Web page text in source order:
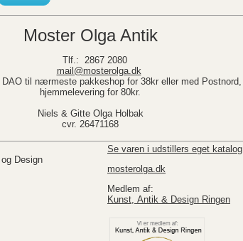
Moster Olga Antik
Tlf.: 2867 2080
mail@mosterolga.dk
til nærmeste pakkeshop for 38kr eller med Postnord,
hjemmelevering for 80kr.
Niels & Gitte Olga Holbak
cvr. 26471168
Design
Se varen i udstillers eget katalog
mosterolga.dk
Medlem af:
Kunst, Antik & Design Ringen